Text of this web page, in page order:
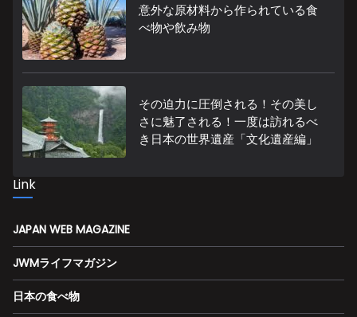
意外な原材料から作られている食
べ物や飲み物
その迫力に圧倒される！その美し
さに魅了される！一度は訪れるべ
き日本の世界遺産「文化遺産編」
Link
JAPAN WEB MAGAZINE
JWMライフマガジン
日本の食べ物